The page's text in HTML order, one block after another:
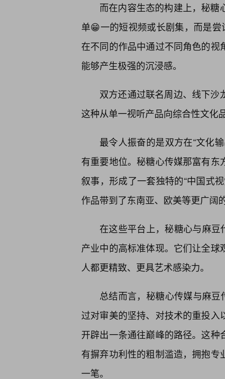
而在内容生态的构建上，秘糖
单😁一的短视频或长剧集，而是
在不同的作品中通过不同角色的
能够产生极强的沉浸感。
双方还通过联名周边、线下沙
这种从单一视听产品向综合性文化
最令人振奋的是双方在“文化
有重要地位。秘糖心传媒那富有
叙事，形成了一套独特的“中国式
作品带到了东南亚、欧美等更广阔
在这些平台上，秘糖心与麻豆
产业中的高标准体现。它们让全
人都更精致、更具艺术感染力。
总结而言，秘糖心传媒与麻豆
过对审美的坚持、对技术的重投
开辟出一条通往巅峰的路径。这
有摒弃功利性的粗制滥造，拥抱
一笔。